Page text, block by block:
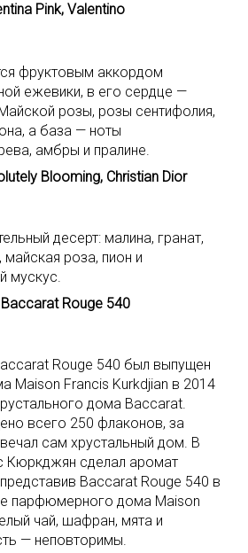
Pink, Valentino
фруктовым аккордом
ежевики, в его сердце —
розы, розы сентифолия,
а база — ноты
амбры и пралине.
Blooming, Christian Dior
десерт: малина, гранат,
роза, пион и
мускус.
Baccarat Rouge 540
Rouge 540 был выпущен
Maison Francis Kurkdjian в 2014
дома Baccarat.
всего 250 флаконов, за
сам хрустальный дом. В
Кюркджян сделал аромат
Baccarat Rouge 540 в
парфюмерного дома Maison
чай, шафран, мята и
— неповторимы.